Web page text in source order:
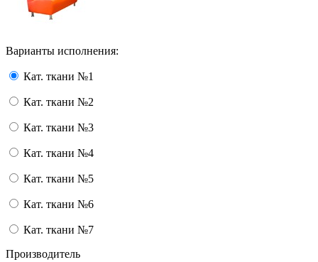
Варианты исполнения:
Кат. ткани №1
Кат. ткани №2
Кат. ткани №3
Кат. ткани №4
Кат. ткани №5
Кат. ткани №6
Кат. ткани №7
Производитель